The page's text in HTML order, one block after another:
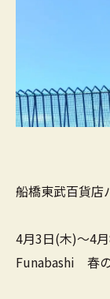
船橋東武百貨店
4月3日(木)～4
Funabashi 春の